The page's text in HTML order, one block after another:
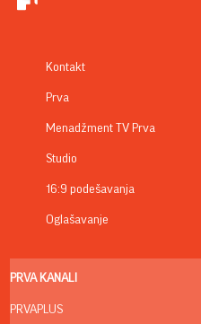
Kontakt
Prva
Menadžment TV Prva
Studio
16:9 podešavanja
Oglašavanje
PRVA KANALI
PRVAPLUS